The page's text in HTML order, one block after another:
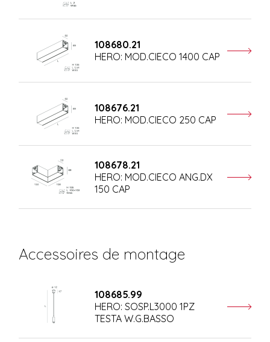
108680.21
HERO: MOD.CIECO 1400 CAP
108676.21
HERO: MOD.CIECO 250 CAP
108678.21
HERO: MOD.CIECO ANG.DX
150 CAP
Accessoires de montage
108685.99
HERO: SOSP.L3000 1PZ
TESTA W.G.BASSO